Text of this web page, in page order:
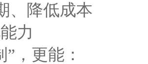
、降低成本
力
，更能：